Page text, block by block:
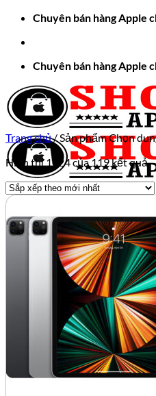
Chuyên bán hàng Apple
Chuyên bán hàng Apple
Tìm
kiếm:
TRANG CHỦ
APPLE CŨ
IPHONE CŨ
IPHONE 12
IPHONE 12
IPHONE 12
IPHONE 12
IPHONE 11
IPHONE 11
IPHONE 11
Trang chủ/Sản phẩm Chọn
Hiển thị 1–24 của 119 kết quả